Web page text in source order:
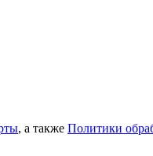
, а также Политики